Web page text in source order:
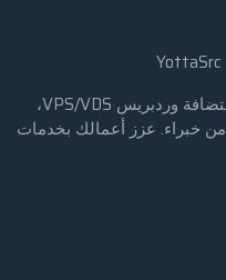
نقدّم استضافة cPanel عالية الأداء، استضافة وردبريس VPS/VDS،
وحلول كلاود مدعومة بدعم فني 24/7 من خبراء. عزز أعمالك بخدمات